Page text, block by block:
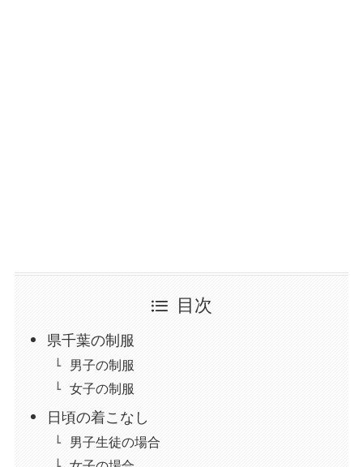
目次
県千葉の制服
男子の制服
女子の制服
日頃の着こなし
男子生徒の場合